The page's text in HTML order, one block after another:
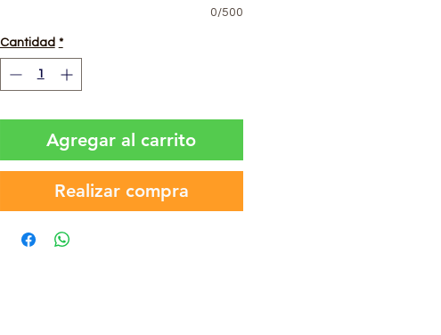
0/500
Cantidad *
Agregar al carrito
Realizar compra